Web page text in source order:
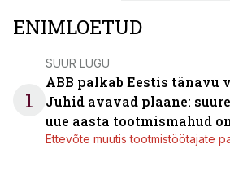
ENIMLOETUD
1
SUUR LUGU
ABB palkab Eestis tänavu
Juhid avavad plaane:
uue aasta tootmismahud
Ettevõte muutis tootmistöötajate